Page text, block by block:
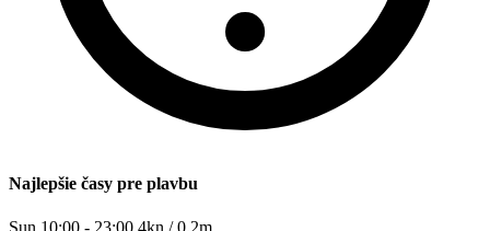
Najlepšie časy pre plavbu
Sun 10:00 - 23:00 4kn / 0.2m